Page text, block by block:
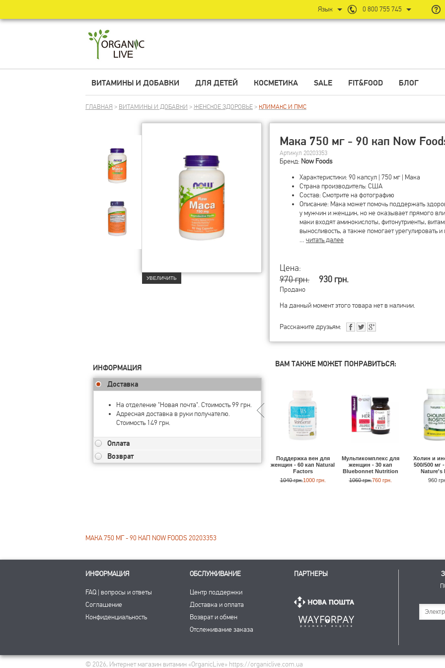
ВИТАМИНЫ И ДОБАВКИ ДЛЯ ДЕТЕЙ КОСМЕТИКА SALE FIT&FOOD БЛОГ
ГЛАВНАЯ > ВИТАМИНЫ И ДОБАВКИ >ЖЕНСКОЕ ЗДОРОВЬЕ> КЛИМАКС И ПМС
УВЕЛИЧИТЬ
ИНФОРМАЦИЯ
Доставка
На отделение "Новая почта". Стоимость 99 грн.
Адресная доставка в руки получателю.
Стоимость 149 грн.
Оплата
Возврат
Мака 750 мг - 90 кап Now
Артикул 20203353
Бренд: Now Foods
Характеристики: 90 капсул | 750 мг | Мака
Страна производитель: США
Состав: Смотрите на фотографию
Описание: Мака может помочь поддержать
у мужчин и женщин, но не оказывает прямого
маки входят аминокислоты, фитонутриенты,
выносливость, а также помогает урегулировать и
… читать далее
Цена:
970 грн.
930 грн.
Продано
На данный момент этого товара нет в наличии.
Расскажите друзьям:
ВАМ ТАКЖЕ МОЖЕТ ПОНРАВИТЬСЯ:
Поддержка вен для
женщин - 60 кап Natural
Factors
1040 грн.1000 грн.
Мультикомплекс для
женщин - 30 кап
Bluebonnet Nutrition
1060 грн.760 грн.
Холин и
500/500 мг
Nature's
960
© 2026, Интернет магазин витамин «OrganicLive» https://organiclive.com.ua
0 800 755 745
Язык
МАКА 750 МГ - 90 КАП NOW FOODS 20203353
ИНФОРМАЦИЯ
FAQ | вопросы и ответы
Соглашение
Конфиденциальность
ОБСЛУЖИВАНИЕ
Центр поддержки
Доставка и оплата
Возврат и обмен
Отслеживание заказа
ПАРТНЕРЫ